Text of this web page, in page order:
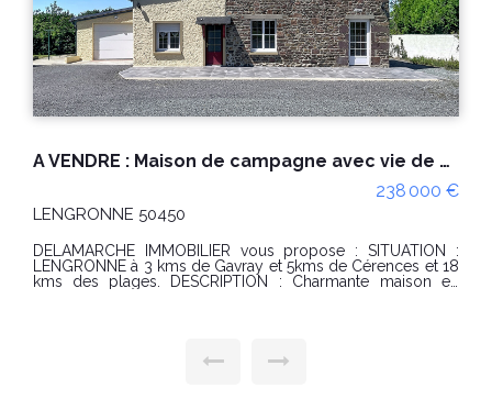
A VENDRE : Maison de campagne avec vie de plain pied à Lengronne
et 18
273 000
GAVRAY SUR SIENNE 50450
Maison sur sous-sol avec grand terrain de 16 764 m²
une parti constructible à proximité du bourg de
Située à proximité des commerces de Gavray, cette
Séjour-salon spacieux avec accès direct à la terrasse